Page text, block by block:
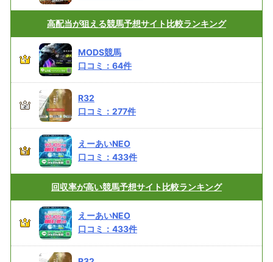
高配当が狙える競馬予想サイト比較ランキング
MODS競馬
口コミ： 64件
R32
口コミ： 277件
えーあいNEO
口コミ： 433件
回収率が高い競馬予想サイト比較ランキング
えーあいNEO
口コミ： 433件